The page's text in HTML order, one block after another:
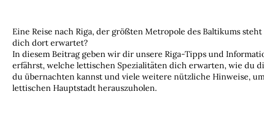
Eine Reise nach Riga, der größten Metropole des Baltikums
dich dort erwartet?
In diesem Beitrag geben wir dir unsere Riga-Tipps und
erfährst, welche lettischen Spezialitäten dich erwarten, wie du
du übernachten kannst und viele weitere nützliche Hinweise,
lettischen Hauptstadt herauszuholen.